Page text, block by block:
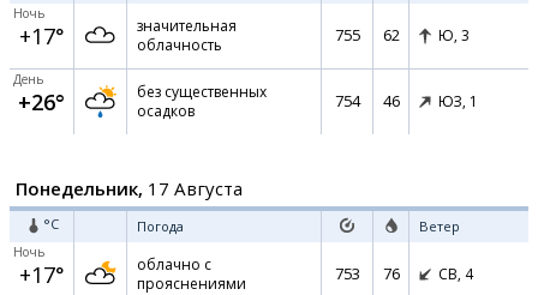
Ночь
+17°
значительная
облачность
755 62 Ю, 3
День
+26°
без существенных
осадков
754 46 ЮЗ, 1
Понедельник, 17 Августа
°C Погода Ветер
Ночь
+17°
облачно с
прояснениями
753 76 СВ, 4